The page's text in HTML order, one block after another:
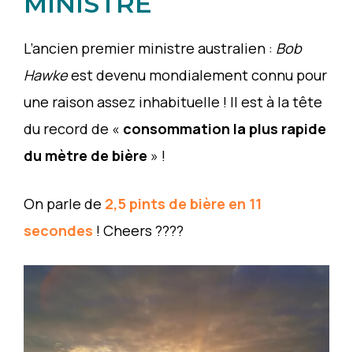
L’ancien premier ministre australien : Bob
Hawkeest devenu mondialement connu pour
une raison assez inhabituelle ! Il est à la tête
du record de « consommation la plus rapide
du mètre de bière » !
On parle de 2,5 pints de bière en 11
secondes ! Cheers ????